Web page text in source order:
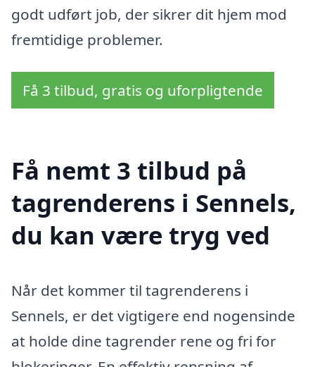
godt udført job, der sikrer dit hjem mod
fremtidige problemer.
Få 3 tilbud, gratis og uforpligtende
Få nemt 3 tilbud på
tagrenderens i Sennels,
du kan være tryg ved
Når det kommer til tagrenderens i
Sennels, er det vigtigere end nogensinde
at holde dine tagrender rene og fri for